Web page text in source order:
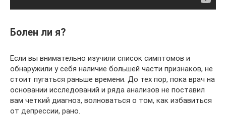
Болен ли я?
Если вы внимательно изучили список симптомов и
обнаружили у себя наличие большей части признаков, не
стоит пугаться раньше времени. До тех пор, пока врач на
основании исследований и ряда анализов не поставил
вам четкий диагноз, волноваться о том, как избавиться
от депрессии, рано.